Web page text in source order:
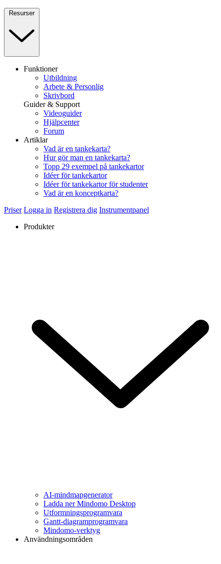
Resurser
Funktioner
Utbildning
Arbete & Personlig
Skrivbord
Guider & Support
Videoguider
Hjälpcenter
Forum
Artiklar
Vad är en tankekarta?
Hur gör man en tankekarta?
Topp 29 exempel på tankekartor
Idéer för tankekartor
Idéer för tankekartor för studenter
Vad är en konceptkarta?
Priser Logga in Registrera dig Instrumentpanel
Produkter
AI-mindmapgenerator
Ladda ner Mindomo Desktop
Utformningsprogramvara
Gantt-diagramprogramvara
Mindomo-verktyg
Användningsområden